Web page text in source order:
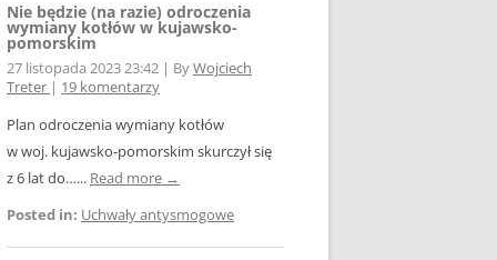
– JAK ŻYĆ?
Nie będzie (na razie) odroczenia
wymiany kotłów w kujawsko-
pomorskim
27 listopada 2023 23:42 | ByWojciech
Treter | 19 komentarzy
Plan odroczenia wymiany kotłów
w woj. kujawsko-pomorskim skurczył się
z 6 lat do…... Read more →
Posted in: Uchwały antysmogowe